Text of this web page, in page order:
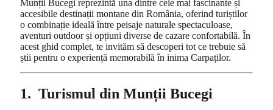
Munții Bucegi reprezintă una dintre cele mai fascinante și
accesibile destinații montane din România, oferind turiștilor
o combinație ideală între peisaje naturale spectaculoase,
aventuri outdoor și opțiuni diverse de cazare confortabilă. În
acest ghid complet, te invităm să descoperi tot ce trebuie să
știi pentru o experiență memorabilă în inima Carpaților.
1. Turismul din Munții Bucegi